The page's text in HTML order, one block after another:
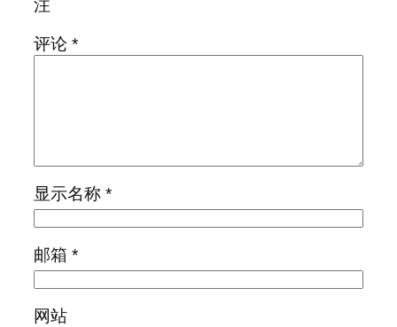
注
评论 *
显示名称 *
邮箱 *
网站